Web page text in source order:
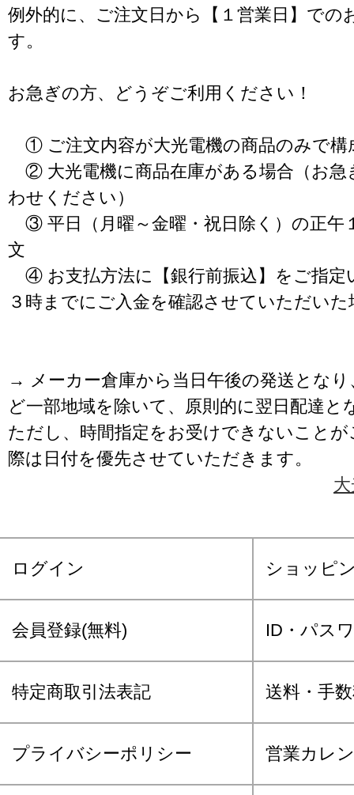
例外的に、ご注文日から【１営業日】での
す。
お急ぎの方、どうぞご利用ください！
① ご注文内容が大光電機の商品のみで構
② 大光電機に商品在庫がある場合（お急
わせください）
③ 平日（月曜～金曜・祝日除く）の正午
文
④ お支払方法に【銀行前振込】をご指定
３時までにご入金を確認させていただいた
→ メーカー倉庫から当日午後の発送となり
ど一部地域を除いて、原則的に翌日配達と
ただし、時間指定をお受けできないこと
際は日付を優先させていただきます。
ログイン ショッピ
会員登録(無料) ID・パス
特定商取引法表記 送料・手
プライバシーポリシー 営業カレ